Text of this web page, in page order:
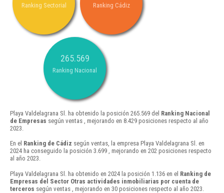
Ranking Sectorial Ranking Cádiz
265.569
Ranking Nacional
Playa Valdelagrana Sl. ha obtenido la posición 265.569 del Ranking Nacional
de Empresas según ventas , mejorando en 8.429 posiciones respecto al año
2023.
En el Ranking de Cádiz según ventas, la empresa Playa Valdelagrana Sl. en
2024 ha conseguido la posición 3.699 , mejorando en 202 posiciones respecto
al año 2023.
Playa Valdelagrana Sl. ha obtenido en 2024 la posición 1.136 en el Ranking de
Empresas del Sector Otras actividades inmobiliarias por cuenta de
terceros según ventas , mejorando en 30 posiciones respecto al año 2023.